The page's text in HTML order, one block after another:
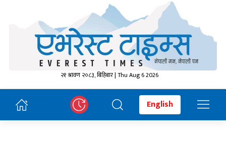
२१ श्रावण २०८३, बिहिबार | Thu Aug 6 2026
English